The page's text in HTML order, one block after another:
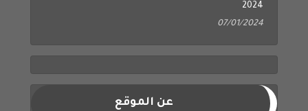
2024
07/01/2024
عن الموقع